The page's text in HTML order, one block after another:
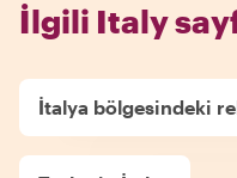
İlgili Italy
İtalya bölgesindeki